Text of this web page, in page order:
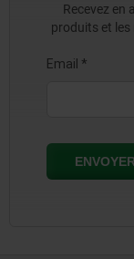
Recevez en
produits et